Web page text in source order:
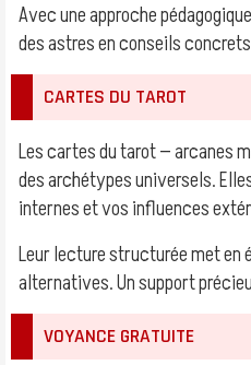
Avec une approche
des astres en conseils
CARTES DU TAROT
Les cartes du tarot — arcanes
des archétypes universels.
internes et vos influences
Leur lecture structurée met en
alternatives. Un support
VOYANCE GRATUITE